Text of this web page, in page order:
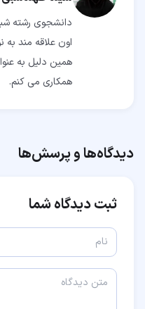
دانشجوی رشته
اون علاقه مند
همین دلیل به
همکاری می کنم.
دیدگاه‌ها و پرسش‌ها
ثبت دیدگاه شما